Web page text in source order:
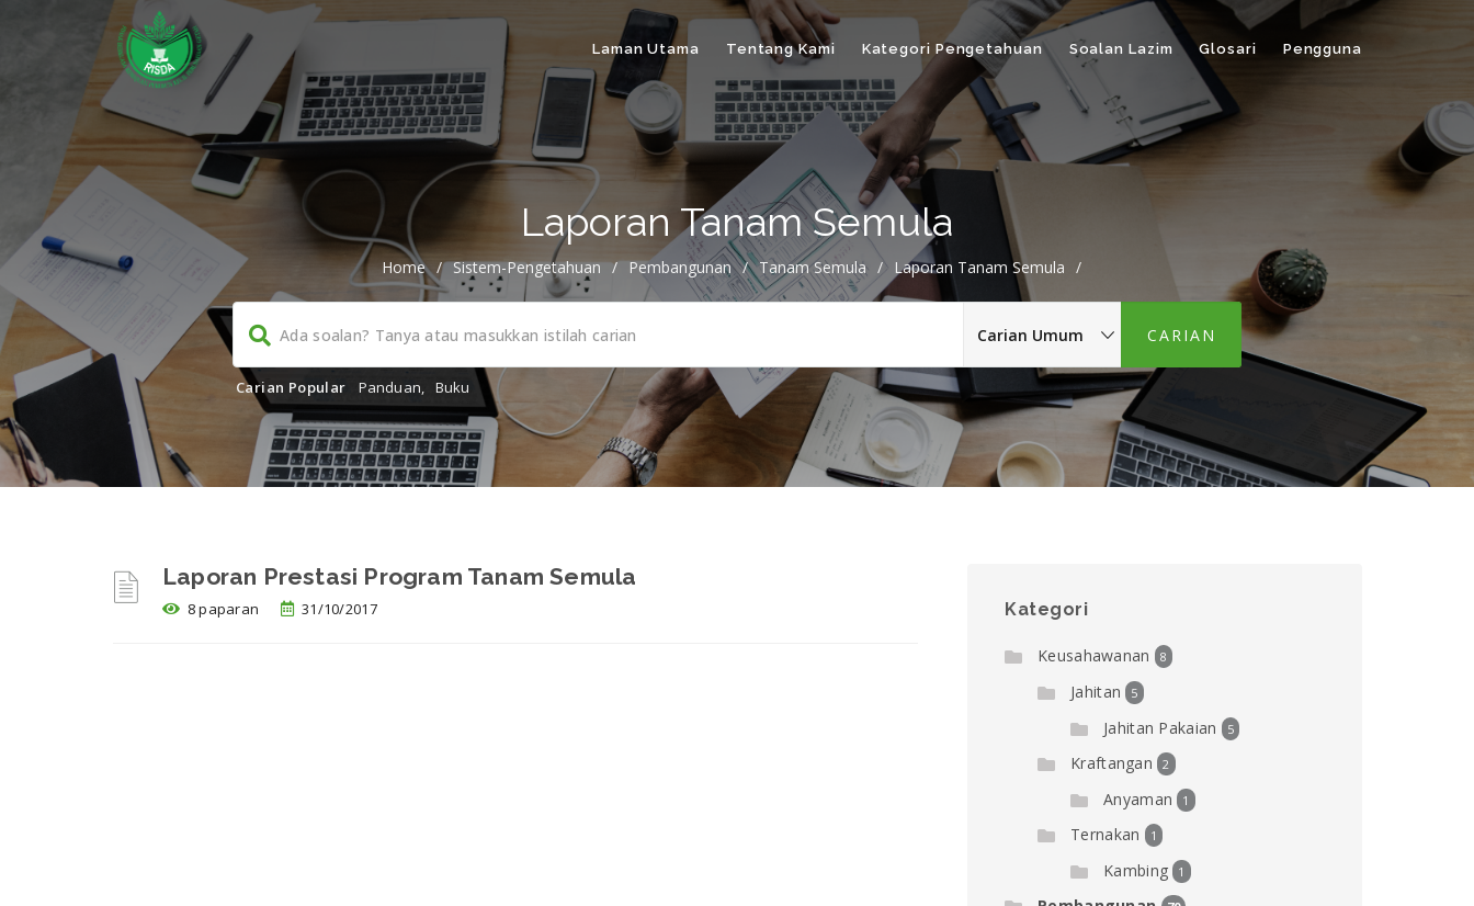
Laman Utama Tentang Kami Kategori Pengetahuan Soalan Lazim Glosari Pengguna
Laporan Tanam Semula
Home / Sistem-Pengetahuan / Pembangunan / Tanam Semula / Laporan Tanam Semula /
Carian Popular Panduan, Buku
Laporan Prestasi Program Tanam Semula
8 paparan 31/10/2017 Kategori
Keusahawanan 8
Jahitan 5
Jahitan Pakaian 5
Kraftangan 2
Anyaman 1
Ternakan 1
Kambing 1